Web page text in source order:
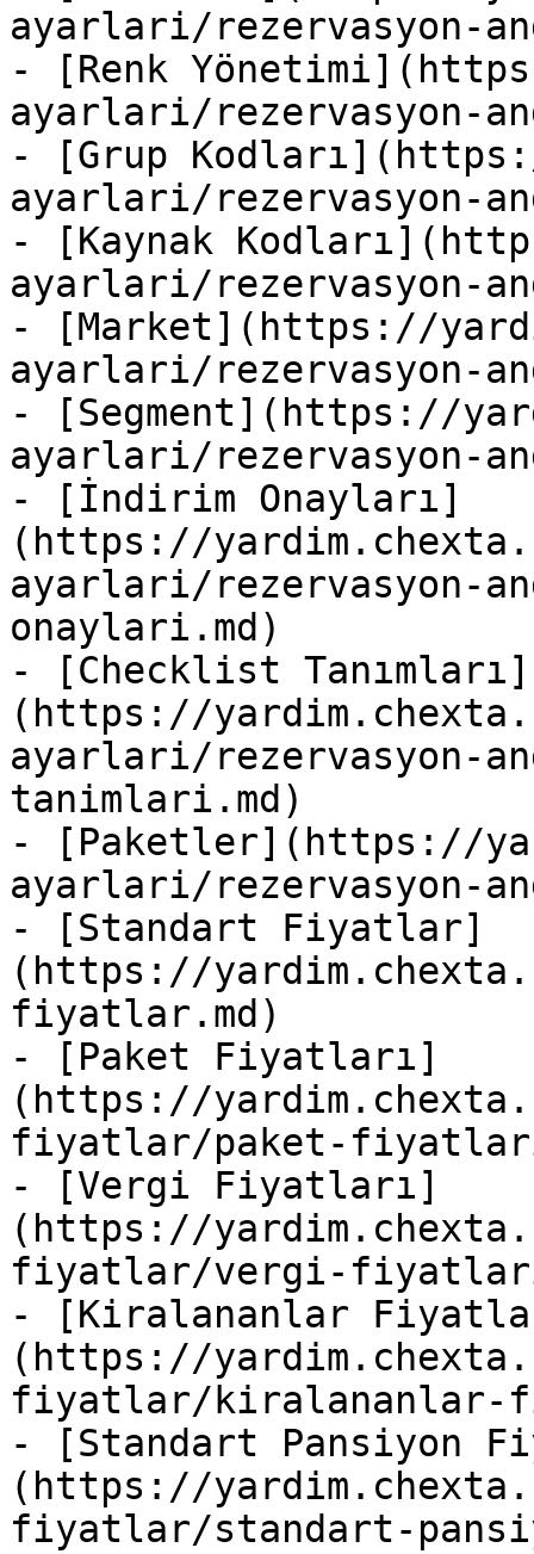
ayarlari/rezervasyon-
- [Renk
ayarlari/rezervasyon-
- [Grup
ayarlari/rezervasyon-
- [Kaynak
ayarlari/rezervasyon-
- [Market](https://
ayarlari/rezervasyon-
- [Segment](https://
ayarlari/rezervasyon-
- [İndirim Onayları]
(https://
ayarlari/rezervasyon-
onaylari.md)
- [Checklist Tanımları]
(https://
ayarlari/rezervasyon-
tanimlari.md)
- [Paketler](https://
ayarlari/rezervasyon-
- [Standart Fiyatlar]
(https://
fiyatlar.md)
- [Paket Fiyatları]
(https://
fiyatlar/paket-
- [Vergi Fiyatları]
(https://
fiyatlar/vergi-
- [Kiralananlar
(https://
fiyatlar/kiralananlar-
- [Standart Pansiyon
(https://
fiyatlar/standart-